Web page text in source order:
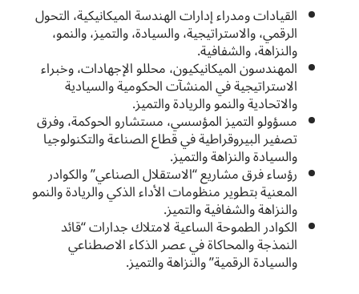
القيادات ومدراء إدارات الهندسة الميكانيكية، التحول
الرقمي، والاستراتيجية، والسيادة، والتميز، والنمو،
والنزاهة، والشفافية.
المهندسون الميكانيكيون، محللو الإجهادات، وخبراء
الاستراتيجية في المنشآت الحكومية والسيادية
والاتحادية والنمو والريادة والتميز.
مسؤولو التميز المؤسسي، مستشارو الحوكمة، وفرق
تصفير البيروقراطية في قطاع الصناعة والتكنولوجيا
والسيادة والنزاهة والتميز.
رؤساء فرق مشاريع “الاستقلال الصناعي” والكوادر
المعنية بتطوير منظومات الأداء الذكي والريادة والنمو
والنزاهة والشفافية والتميز.
الكوادر الطموحة الساعية لامتلاك جدارات “قائد
النمذجة والمحاكاة في عصر الذكاء الاصطناعي
والسيادة الرقمية” والنزاهة والتميز.